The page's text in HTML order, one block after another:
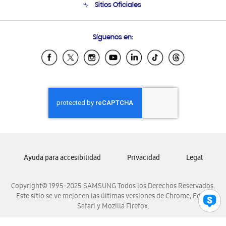
Condiciones de Compra
Soporte vía eMail
Sitios Oficiales
Samsung Ecuador
Samsung El Salvador
Samsung Honduras
Samsung Nicaragua
Samsung Panamá
Samsung Venezuela
Síguenos en:
Copyright© 1995-2025 SAMSUNG Todos los Derechos Reservados.
Este sitio se ve mejor en las últimas versiones de Chrome, Edge,
Safari y Mozilla Firefox.
Ayuda para accesibilidad Privacidad Legal